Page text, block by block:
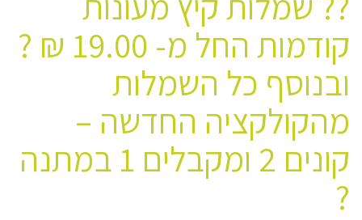
קודמות החל מ- 19.00 ₪ ?
ובנוסף כל השמלות
מהקולקציה החדשה –
קונים 2 ומקבלים 1 במתנה
?